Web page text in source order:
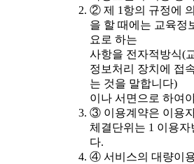
② 제 1항의 규정에
을 할 때에는 교육정
요로 하는
사항을 전자적방식(
정보처리 장치에 접
는 것을 말합니다)
이나 서면으로 하여
③ 이용계약은 이용
체결단위는 1 이용자
다.
④ 서비스의 대량이